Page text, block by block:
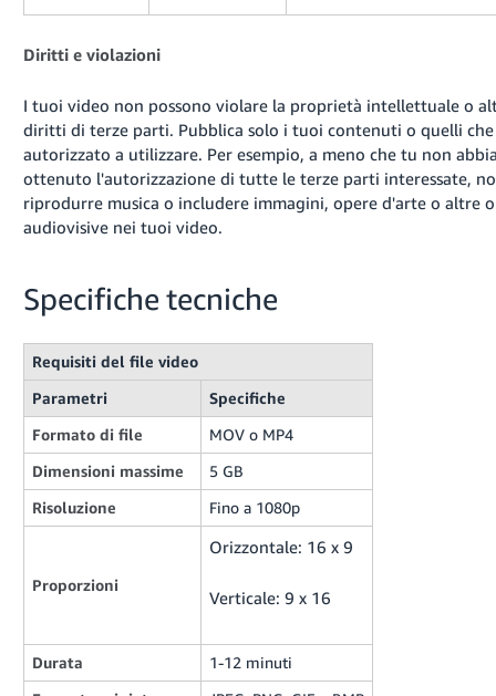
Diritti e violazioni
I tuoi video non possono violare la proprietà intellettuale o
diritti di terze parti. Pubblica solo i tuoi contenuti o quelli che
autorizzato a utilizzare. Per esempio, a meno che tu non
ottenuto l'autorizzazione di tutte le terze parti interessate,
riprodurre musica o includere immagini, opere d'arte o altre
audiovisive nei tuoi video.
Specifiche tecniche
Requisiti del file video
Parametri
Specifiche
Formato di file
MOV o MP4
Dimensioni massime
5 GB
Risoluzione
Fino a 1080p
Proporzioni
Orizzontale: 16 x 9
Verticale: 9 x 16
Durata
1-12 minuti